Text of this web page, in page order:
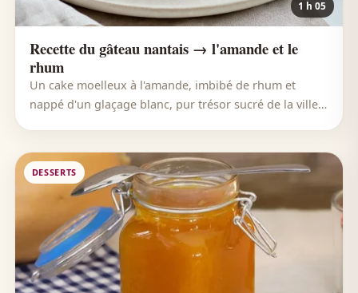
1 h 05
Recette du gâteau nantais → l'amande et le
rhum
Un cake moelleux à l'amande, imbibé de rhum et
nappé d'un glaçage blanc, pur trésor sucré de la ville
DESSERTS